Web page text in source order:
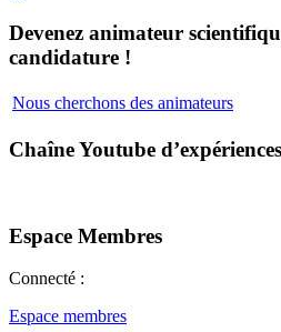
Devenez animateur
candidature !
Nous cherchons des animateurs
Chaîne Youtube d’expériences
Espace Membres
Connecté :
Espace membres